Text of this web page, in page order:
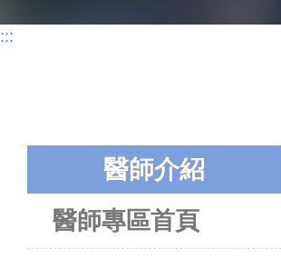
:::
醫師介紹
醫師專區首頁